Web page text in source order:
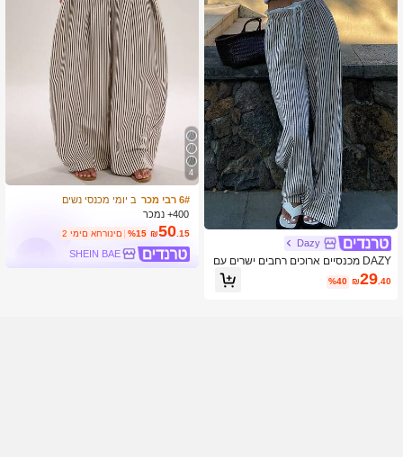
Dazy
DAZY מכנסיים ארוכים רחבים ישרים עם
קשירה במותן ופסים, סגנון יומיומי, לנשים
קטות
₪29.40
%40
4
6# רבי מכר
ב יומי מכנסי נשים
400+ נמכר
₪50 .15
%15 2 ימים אחרונים
SHEIN BAE